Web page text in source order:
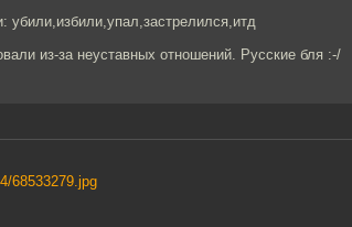
убили,избили,упал,застрелился,итд
из-за неуставных отношений. Русские бля :-/
68533279.jpg